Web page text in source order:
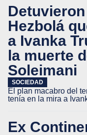
Hezbolá
a Ivanka
la muerte
Soleimani
SOCIEDAD
El plan macabro del
tenía en la mira a
Ex